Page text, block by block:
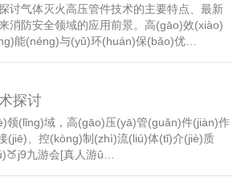
讨气体灭火高压管件技术的主要特点、最新
消防安全领域的应用前景。高(gāo)效(xiào)
能(néng)与(yǔ)环(huán)保(bǎo)优…
探讨
领(lǐng)域，高(gāo)压(yā)管(guǎn)件(jiàn)作
(jiē)、控(kòng)制(zhì)流(liú)体(tǐ)介(jiè)质
九游会[真人游û…